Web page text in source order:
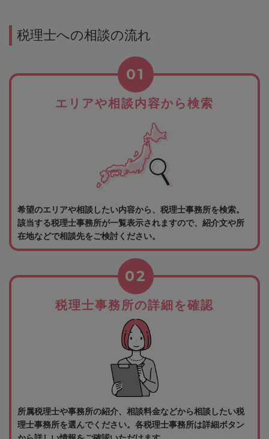
税理士への相談の流れ
エリアや相談内容から検索
01
希望のエリアや相談したい内容から、税理士事務所を検索。
該当する税理士事務所が一覧表示されますので、紹介文や所
在地などで相談先をご検討ください。
税理士事務所の詳細を確認
02
所属税理士や事務所の紹介、相談料金などから相談したい税
理士事務所を選んでください。各税理士事務所は詳細ボタン